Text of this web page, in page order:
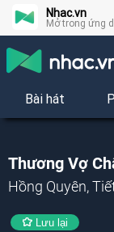
Nhac.vn
Mở trong ứng
Bài hát
Thương Vợ
Hồng Quyên,
Lưu lại